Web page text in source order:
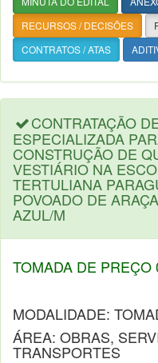
RECURSOS / DECISÕES
CONTRATOS / ATAS
CONTRATAÇÃO
ESPECIALIZADA
CONSTRUÇÃO DE
VESTIÁRIO NA
TERTULIANA
POVOADO DE
AZUL/M
TOMADA DE PREÇO
MODALIDADE:
ÁREA: OBRAS,
TRANSPORTES